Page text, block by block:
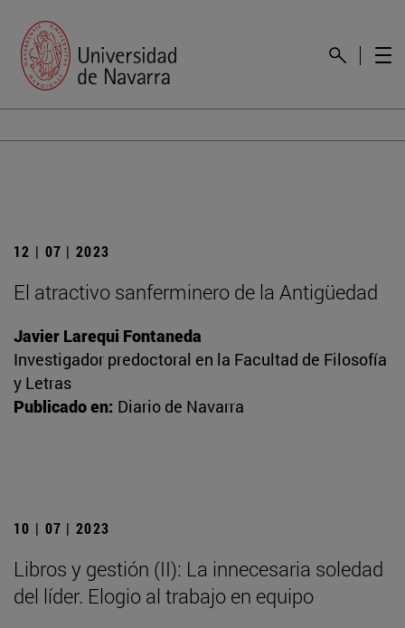
12 | 07 | 2023
El atractivo sanferminero de la Antigüedad
Javier Larequi Fontaneda
Investigador predoctoral en la Facultad de Filosofía
y Letras
Publicado en: Diario de Navarra
10 | 07 | 2023
Libros y gestión (II): La innecesaria soledad
del líder. Elogio al trabajo en equipo